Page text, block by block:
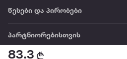
83.3
წესები და პირობები
პარტნიორებისთვის